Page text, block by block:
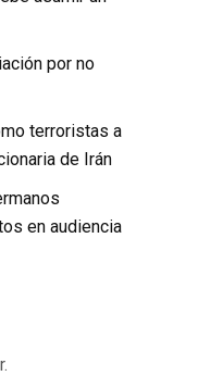
por no
terroristas a
de Irán
en audiencia